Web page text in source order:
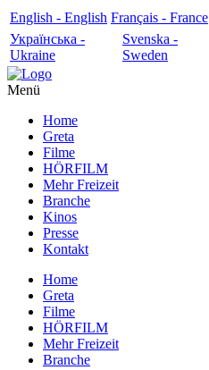
English - English Français - France
Українська -
Ukraine
Svenska -
Sweden
Menü
Home
Greta
Filme
HÖRFILM
Mehr Freizeit
Branche
Kinos
Presse
Kontakt
Home
Greta
Filme
HÖRFILM
Mehr Freizeit
Branche